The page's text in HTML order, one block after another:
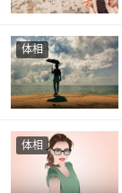
体相
体相